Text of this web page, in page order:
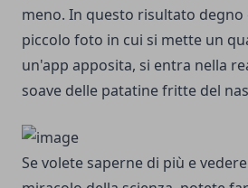
meno. In questo risultato
piccolo foto in cui si mette un
un'app apposita, si entra nella
soave delle patatine fritte del
Se volete saperne di più e